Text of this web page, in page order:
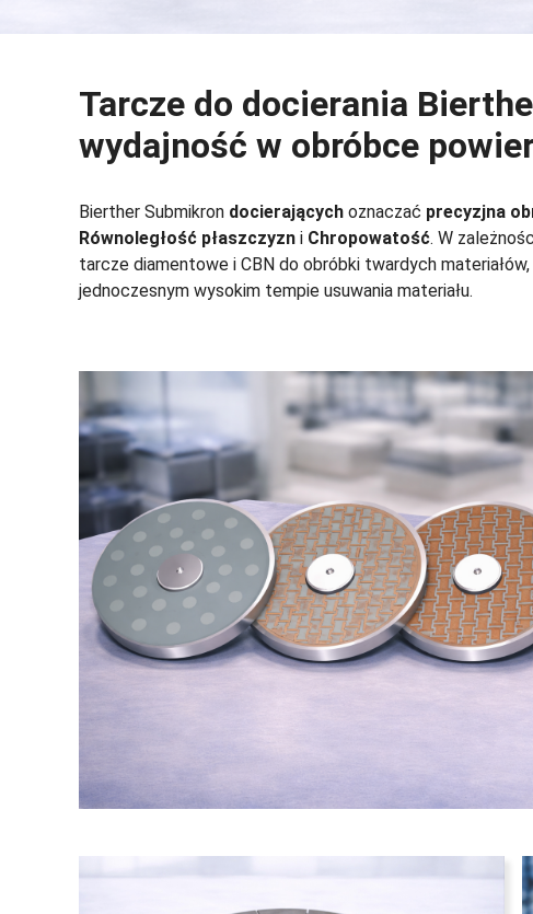
Tarcze do docierania
wydajność w obróbce
Bierther Submikron docierających oznaczać precyzjna
Równoległość płaszczyzn i Chropowatość. W
tarcze diamentowe i CBN do obróbki twardych
jednoczesnym wysokim tempie usuwania materiału.